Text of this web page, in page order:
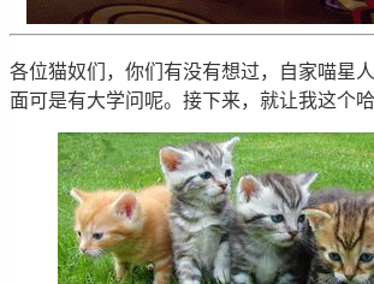
各位猫奴们，你们有没有想过，自家喵星
面可是有大学问呢。接下来，就让我这个